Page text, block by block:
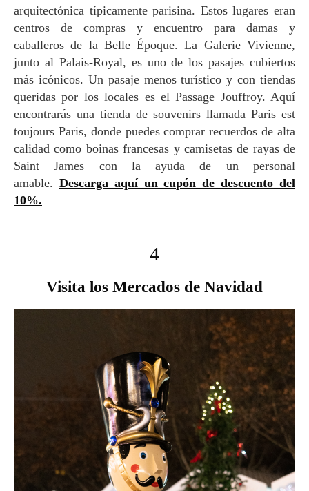
arquitectónica típicamente parisina. Estos lugares eran
centros de compras y encuentro para damas y
caballeros de la Belle Époque. La Galerie Vivienne,
junto al Palais-Royal, es uno de los pasajes cubiertos
más icónicos. Un pasaje menos turístico y con tiendas
queridas por los locales es el Passage Jouffroy. Aquí
encontrarás una tienda de souvenirs llamada Paris est
toujours Paris, donde puedes comprar recuerdos de alta
calidad como boinas francesas y camisetas de rayas de
Saint James con la ayuda de un personal
amable. Descarga aquí un cupón de descuento del
10%.
4
Visita los Mercados de Navidad